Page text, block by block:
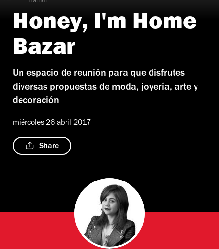
Foto: Cortesía Honey I'm Home Bazar/Adriana Sofía Hamui
Hamui
Honey, I'm Home
Bazar
Un espacio de reunión para que disfrutes
diversas propuestas de moda, joyería, arte y
decoración
miércoles 26 abril 2017
Share